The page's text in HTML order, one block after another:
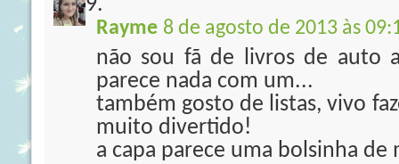
Rayme 8 de agosto de 2013 às
não sou fã de livros de auto
parece nada com um...
também gosto de listas, vivo
muito divertido!
a capa parece uma bolsinha